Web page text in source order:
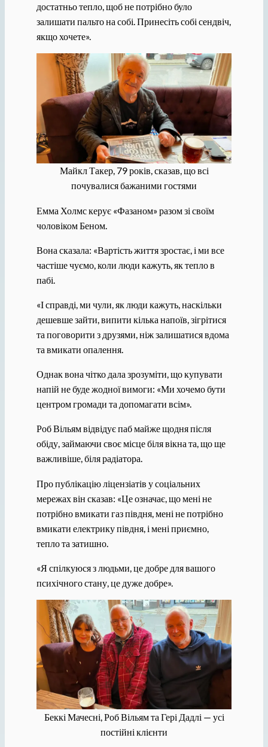
достатньо тепло, щоб не потрібно було
залишати пальто на собі. Принесіть собі сендвіч,
якщо хочете».
Майкл Такер, 79 років, сказав, що всі
почувалися бажаними гостями
Емма Холмс керує «Фазаном» разом зі своїм
чоловіком Беном.
Вона сказала: «Вартість життя зростає, і ми все
частіше чуємо, коли люди кажуть, як тепло в
пабі.
«І справді, ми чули, як люди кажуть, наскільки
дешевше зайти, випити кілька напоїв, зігрітися
та поговорити з друзями, ніж залишатися вдома
та вмикати опалення.
Однак вона чітко дала зрозуміти, що купувати
напій не буде жодної вимоги: «Ми хочемо бути
центром громади та допомагати всім».
Роб Вільям відвідує паб майже щодня після
обіду, займаючи своє місце біля вікна та, що ще
важливіше, біля радіатора.
Про публікацію ліцензіатів у соціальних
мережах він сказав: «Це означає, що мені не
потрібно вмикати газ півдня, мені не потрібно
вмикати електрику півдня, і мені приємно,
тепло та затишно.
«Я спілкуюся з людьми, це добре для вашого
психічного стану, це дуже добре».
Беккі Мачесні, Роб Вільям та Гері Дадлі — усі
постійні клієнти